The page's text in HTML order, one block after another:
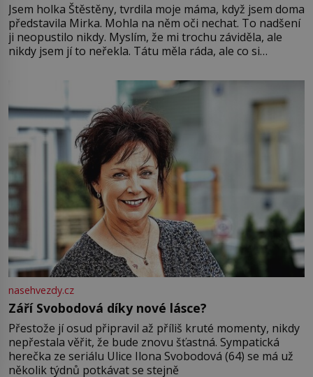
Jsem holka Štěstěny, tvrdila moje máma, když jsem doma
představila Mirka. Mohla na něm oči nechat. To nadšení
ji neopustilo nikdy. Myslím, že mi trochu záviděla, ale
nikdy jsem jí to neřekla. Tátu měla ráda, ale co si
Jsme spolu moc rádi Tehdy byla jiná doba, když
nasehvezdy.cz
Září Svobodová díky nové lásce?
Přestože jí osud připravil až příliš kruté momenty, nikdy
nepřestala věřit, že bude znovu šťastná. Sympatická
herečka ze seriálu Ulice Ilona Svobodová (64) se má už
několik týdnů potkávat se stejně